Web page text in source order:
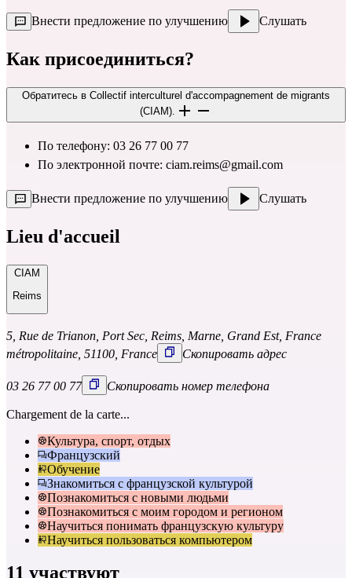
Внести предложение по улучшению Слушать
Как присоединиться?
Обратитесь в Collectif interculturel d'accompagnement de migrants
(CIAM).
По телефону: 03 26 77 00 77
По электронной почте: ciam.reims@gmail.com
Внести предложение по улучшению Слушать
Lieu d'accueil
CIAM
Reims
5, Rue de Trianon, Port Sec, Reims, Marne, Grand Est, France
métropolitaine, 51100, France
Скопировать адрес
03 26 77 00 77 Скопировать номер телефона
Chargement de la carte...
Культура, спорт, отдых
Французский
Обучение
Знакомиться с французской культурой
Познакомиться с новыми людьми
Познакомиться с моим городом и регионом
Научиться понимать французскую культуру
Научиться пользоваться компьютером
11 участвуют